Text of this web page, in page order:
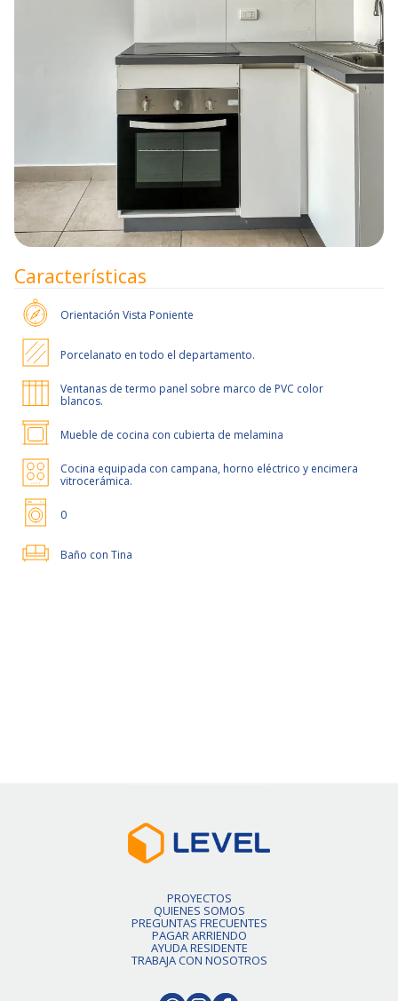
Características
Orientación Vista Poniente
Porcelanato en todo el departamento.
Ventanas de termo panel sobre marco de PVC color
blancos.
Mueble de cocina con cubierta de melamina
Cocina equipada con campana, horno eléctrico y encimera
vitrocerámica.
0
Baño con Tina
PROYECTOS
QUIENES SOMOS
PREGUNTAS FRECUENTES
PAGAR ARRIENDO
AYUDA RESIDENTE
TRABAJA CON NOSOTROS